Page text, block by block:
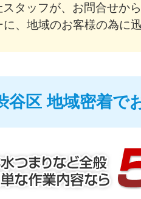
タッフが、お問合せか
、地域のお客様の為に
谷区 地域密着で